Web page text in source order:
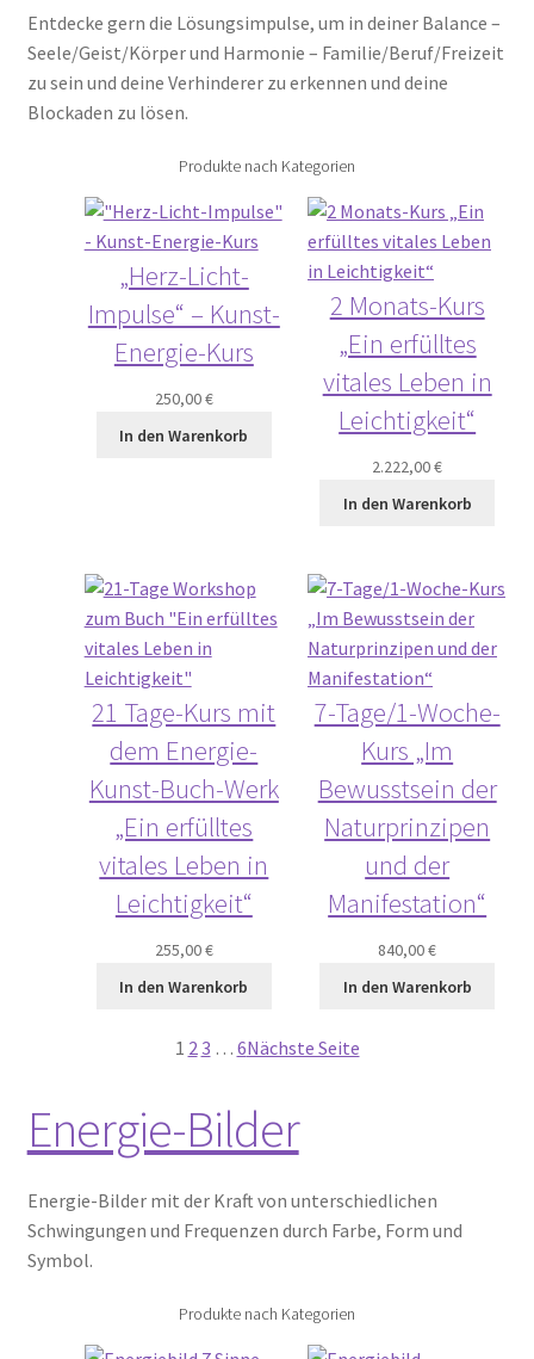
Entdecke gern die Lösungsimpulse, um in deiner Balance –
Seele/Geist/Körper und Harmonie – Familie/Beruf/Freizeit
zu sein und deine Verhinderer zu erkennen und deine
Blockaden zu lösen.
Produkte nach Kategorien
„Herz-Licht-
Impulse“ – Kunst-
Energie-Kurs
250,00€
In den Warenkorb
2 Monats-Kurs
„Ein erfülltes
vitales Leben in
Leichtigkeit“
2.222,00€
In den Warenkorb
21 Tage-Kurs mit
dem Energie-
Kunst-Buch-Werk
„Ein erfülltes
vitales Leben in
Leichtigkeit“
255,00€
In den Warenkorb
7-Tage/1-Woche-
Kurs „Im
Bewusstsein der
Naturprinzipen
und der
Manifestation“
840,00€
In den Warenkorb
1 23 … 6Nächste Seite
Energie-Bilder
Energie-Bilder mit der Kraft von unterschiedlichen
Schwingungen und Frequenzen durch Farbe, Form und
Symbol.
Produkte nach Kategorien